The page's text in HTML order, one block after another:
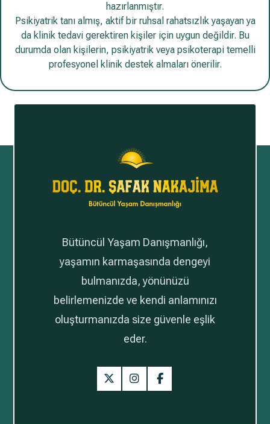
hazırlanmıştır.
Psikiyatrik tanı almış, aktif bir ruhsal rahatsızlık yaşayan ya
da klinik tedavi gerektiren kişiler için uygun değildir. Bu
durumda olan kişilerin, psikiyatrik veya psikoterapi temelli
profesyonel klinik destek almaları önerilir.
Bütüncül Yaşam Danışmanlığı,
yaşamın karmaşasında dengeyi
bulmanızda, yönünüzü
belirlemenizde ve kendi anlamınızı
oluşturmanızda size güvenle eşlik
eder.